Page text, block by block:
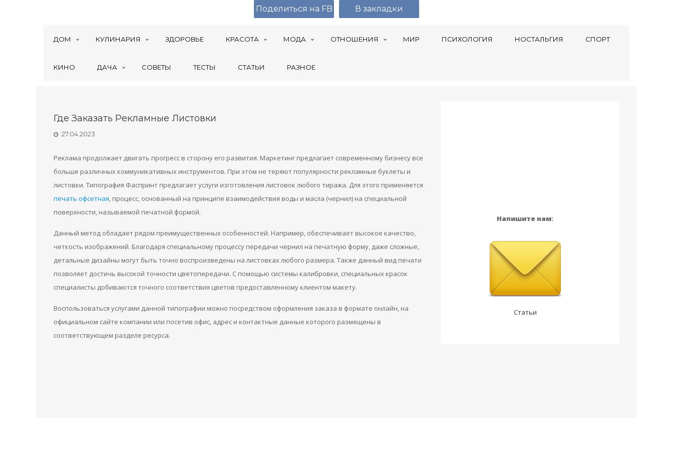
ДОМ КУЛИНАРИЯ ЗДОРОВЬЕ КРАСОТА МОДА ОТНОШЕНИЯ МИР ПСИХОЛОГИЯ НОСТАЛЬГИЯ СПОРТ
КИНО ДАЧА СОВЕТЫ ТЕСТЫ СТАТЬИ РАЗНОЕ
Где Заказать Рекламные Листовки
27.04.2023
Реклама продолжает двигать прогресс в сторону его развития. Маркетинг предлагает современному бизнесу все
больше различных коммуникативных инструментов. При этом не теряют популярности рекламные буклеты и
листовки. Типография Фаспринт предлагает услуги изготовления листовок любого тиража. Для этого применяется
печать офсетная, процесс, основанный на принципе взаимодействия воды и масла (чернил) на специальной
поверхности, называемой печатной формой.
Данный метод обладает рядом преимущественных особенностей. Например, обеспечивает высокое качество,
четкость изображений. Благодаря специальному процессу передачи чернил на печатную форму, даже сложные,
детальные дизайны могут быть точно воспроизведены на листовках любого размера. Также данный вид печати
позволяет достичь высокой точности цветопередачи. С помощью системы калибровки, специальных красок
специалисты добиваются точного соответствия цветов предоставленному клиентом макету.
Воспользоваться услугами данной типографии можно посредством оформления заказа в формате онлайн, на
официальном сайте компании или посетив офис, адрес и контактные данные которого размещены в
соответствующем разделе ресурса.
Напишите нам:
Статьи
Поделиться на FB В закладки